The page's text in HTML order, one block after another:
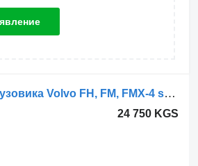
Главный тормозной кран Volvo K027386 K103367 для грузовика Volvo FH, FM, FMX-4 series (2013-)
24 750 KGS